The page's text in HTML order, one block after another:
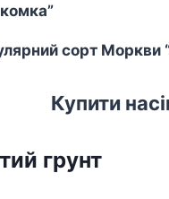
сорт Моркви
Купити
грунт